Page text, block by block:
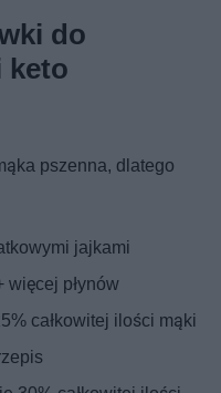
do
keto
pszenna, dlatego
jajkami
więcej płynów
całkowitej ilości mąki